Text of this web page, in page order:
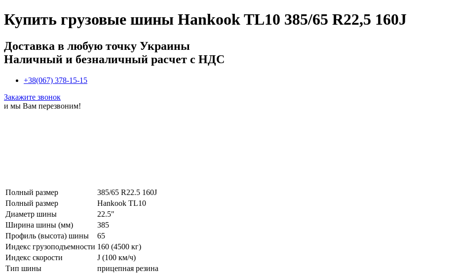
Купить грузовые шины Hankook TL10 385/65 R22,5 160J
Доставка в любую точку Украины
Наличный и безналичный расчет с НДС
+38(067) 378-15-15
Закажите звонок
и мы Вам перезвоним!
Полный размер
385/65 R22.5 160J
Полный размер
Hankook TL10
Диаметр шины
22.5"
Ширина шины (мм)
385
Профиль (высота) шины
65
Индекс грузоподъемности 160 (4500 кг)
Индекс скорости
J (100 км/ч)
Тип шины
прицепная резина